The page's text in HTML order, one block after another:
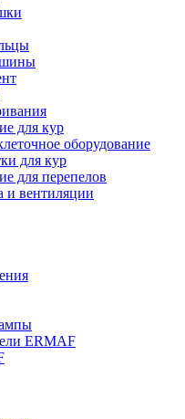
для кур
оборудование
для кур
для перепелов
и вентиляции
ERMAF